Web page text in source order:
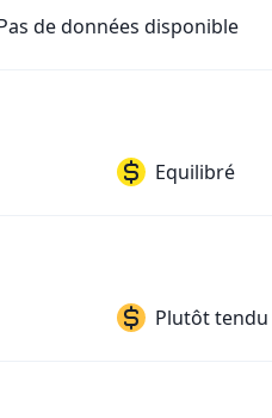
de données disponible
Equilibré
Plutôt tendu